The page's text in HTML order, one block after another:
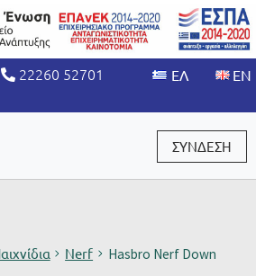
22260 52701
ΣΥΝΔΕΣΗ
Nerf
Hasbro Nerf Down